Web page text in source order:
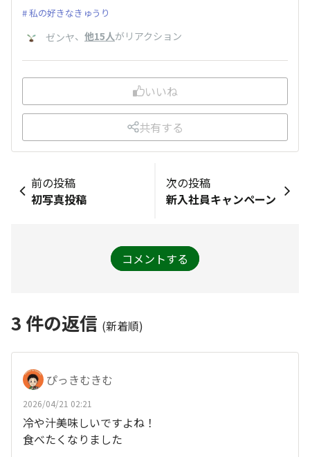
私の好きなきゅうり
ゼンヤ、 他15人がリアクション
いいね
共有する
前の投稿
初写真投稿
次の投稿
新入社員キャンペーン
コメントする
3 件の返信 (新着順)
ぴっきむきむ
2026/04/21 02:21
冷や汁美味しいですよね！
食べたくなりました